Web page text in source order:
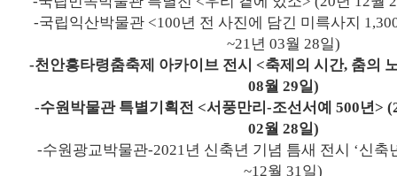
-국립익산박물관 <100년 전 사진에 담긴 미륵사지
~21 년 03월 28일)
-천안흥타령춤축제 아카이브 전시<축제의 시간, 춤의
08월 29일 )
-수원박물관 특별기획전<서풍만리-조선서예500년>
02월 28일 )
-수원광교박물관-2021 년 신축년 기념 틈새 전시 ‘신축
~12월31 일)